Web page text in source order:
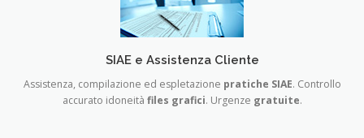
SIAE e Assistenza Cliente
Assistenza, compilazione ed espletazione pratiche SIAE. Controllo
accurato idoneità files grafici. Urgenze gratuite.